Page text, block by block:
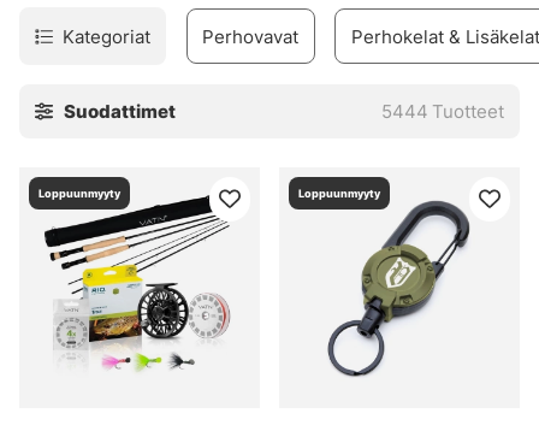
Kategoriat Perhovavat Perhokelat & Lisäkelat
Suodattimet 5444 Tuotteet
Loppuunmyyty Loppuunmyyty